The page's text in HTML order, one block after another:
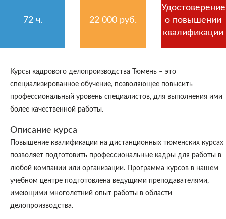
72 ч. 22 000 руб.
Удостоверение
о повышении
квалификации
Курсы кадрового делопроизводства Тюмень – это
специализированное обучение, позволяющее повысить
профессиональный уровень специалистов, для выполнения ими
более качественной работы.
Описание курса
Повышение квалификации на дистанционных тюменских курсах
позволяет подготовить профессиональные кадры для работы в
любой компании или организации. Программа курсов в нашем
учебном центре подготовлена ведущими преподавателями,
имеющими многолетний опыт работы в области
делопроизводства.